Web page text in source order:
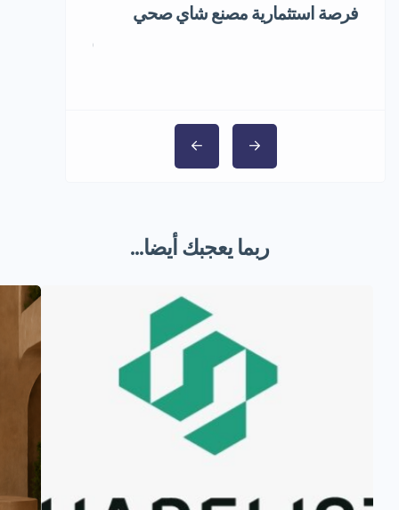
فرصة استثمارية مصنع شاي صحي
ربما يعجبك أيضا...